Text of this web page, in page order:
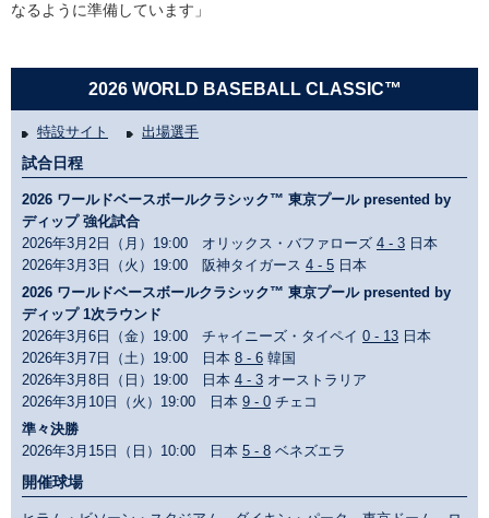
なるように準備しています」
2026 WORLD BASEBALL CLASSIC™
特設サイト 出場選手
試合日程
2026 ワールドベースボールクラシック™ 東京プール presented by
ディップ 強化試合
2026年3月2日（月）19:00 オリックス・バファローズ 4 - 3 日本
2026年3月3日（火）19:00 阪神タイガース 4 - 5 日本
2026 ワールドベースボールクラシック™ 東京プール presented by
ディップ 1次ラウンド
2026年3月6日（金）19:00 チャイニーズ・タイペイ 0 - 13 日本
2026年3月7日（土）19:00 日本 8 - 6 韓国
2026年3月8日（日）19:00 日本 4 - 3 オーストラリア
2026年3月10日（火）19:00 日本 9 - 0 チェコ
準々決勝
2026年3月15日（日）10:00 日本 5 - 8 ベネズエラ
開催球場